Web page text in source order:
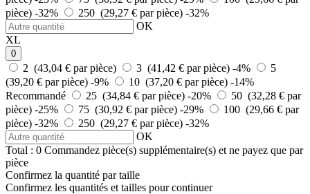
pièce) -32% 250 (29,27 € par pièce) -32%
OK
XL
0
2 (43,04 € par pièce) 3 (41,42 € par pièce) -4%
5
(39,20 € par pièce) -9% 10 (37,20 € par pièce) -14%
Recommandé
25 (34,84 € par pièce) -20%
50 (32,28 € par
pièce) -25% 75 (30,92 € par pièce) -29%
100 (29,66 € par
pièce) -32% 250 (29,27 € par pièce) -32%
OK
Total : 0 Commandez pièce(s) supplémentaire(s) et ne payez que par
pièce
Confirmez la quantité par taille
Confirmez les quantités et tailles pour continuer